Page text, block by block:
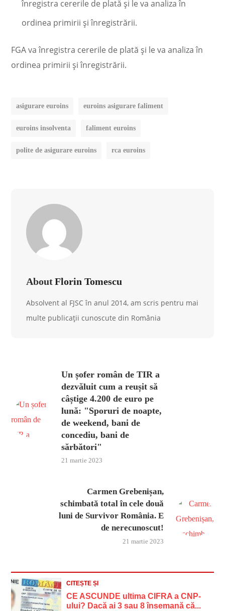
înregistra cererile de plată și le va analiza în
ordinea primirii și înregistrării.
FGA va înregistra cererile de plată și le va analiza în
ordinea primirii și înregistrării.
asigurare euroins euroins asigurare faliment
euroins insolventa faliment euroins
polite de asigurare euroins rca euroins
About Florin Tomescu
Absolvent al FJSC în anul 2014, am scris pentru mai
multe publicații cunoscute din România
Un șofer român de TIR a
dezvăluit cum a reușit să
câștige 4.200 de euro pe
lună: "Sporuri de noapte,
de weekend, bani de
concediu, bani de
sărbători"
21 martie 2023
Carmen Grebenișan,
schimbată total în cele două
luni de Survivor România. E
de nerecunoscut!
21 martie 2023
CITEȘTE ȘI
CE ASCUNDE ultima CIFRA a CNP-
ului? Dacă ai 3 sau 8 însemană că...